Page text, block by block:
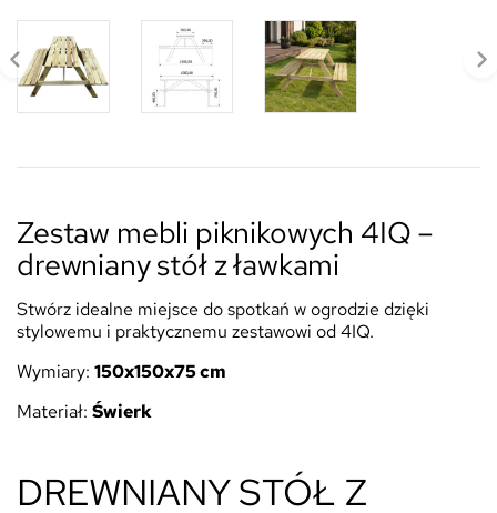
Zestaw mebli piknikowych 4IQ –
drewniany stół z ławkami
Stwórz idealne miejsce do spotkań w ogrodzie dzięki
stylowemu i praktycznemu zestawowi od 4IQ.
Wymiary: 150x150x75 cm
Materiał: Świerk
DREWNIANY STÓŁ Z